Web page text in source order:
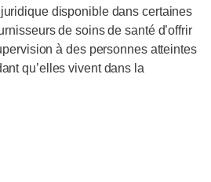
disponible dans certaines
de soins de santé d’offrir
à des personnes atteintes
qu’elles vivent dans la